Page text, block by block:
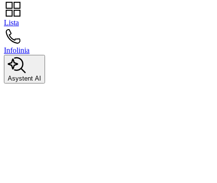
Lista
Infolinia
Asystent AI